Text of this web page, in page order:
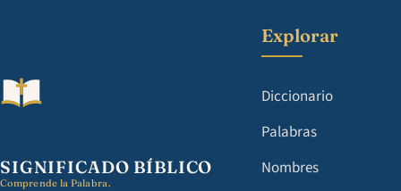
SIGNIFICADO BÍBLICO
Comprende la Palabra.
Explorar
Diccionario
Palabras
Nombres